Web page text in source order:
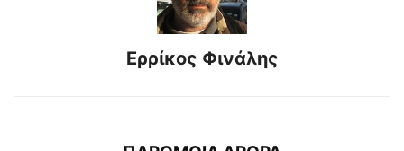
Ερρίκος Φινάλης